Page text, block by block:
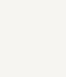
ik ben! 133
als smoes 133
142